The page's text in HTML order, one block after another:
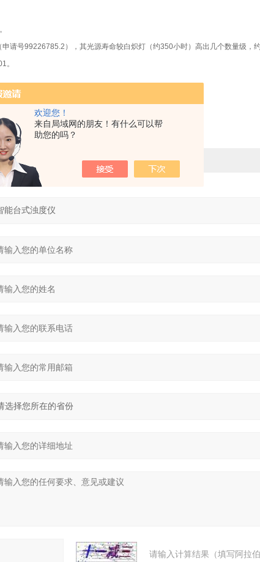
欢迎您！
来自局域网的朋友！有什么可以帮
助您的吗？
请号99226785.2），其光源寿命较白炽灯（约350小时）高出几个数量级，
。
请输入计算结果（填写阿拉